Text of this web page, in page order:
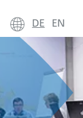
DE EN